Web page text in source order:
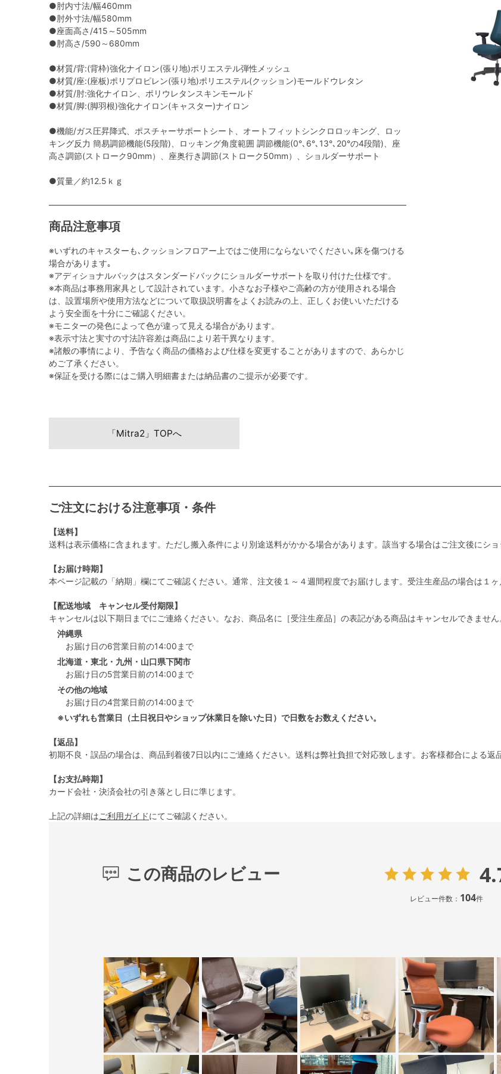
●肘内寸法/幅460mm
●肘外寸法/幅580mm
●座面高さ/415～505mm
●肘高さ/590～680mm
●材質/背:(背枠)強化ナイロン(張り地)ポリエステル弾性メッシュ
●材質/座:(座板)ポリプロピレン(張り地)ポリエステル(クッション)モールドウレタン
●材質/肘:強化ナイロン、ポリウレタンスキンモールド
●材質/脚:(脚羽根)強化ナイロン(キャスター)ナイロン
●機能/ガス圧昇降式、ポスチャーサポートシート、オートフィットシンクロロッキング、ロッ
キング反力 簡易調節機能(5段階)、ロッキング角度範囲 調節機能(0°､6°､13°､20°の4段階)、座
高さ調節(ストローク90mm）、座奥行き調節(ストローク50mm）、ショルダーサポート
●質量／約12.5ｋｇ
商品注意事項
※いずれのキャスターも､クッションフロアー上ではご使用にならないでください｡床を傷つける
場合があります｡
※アディショナルバックはスタンダードバックにショルダーサポートを取り付けた仕様です。
※本商品は事務用家具として設計されています。小さなお子様やご高齢の方が使用される場合
は、設置場所や使用方法などについて取扱説明書をよくお読みの上、正しくお使いいただける
よう安全面を十分にご確認ください。
※モニターの発色によって色が違って見える場合があります。
※表示寸法と実寸の寸法許容差は商品により若干異なります。
※諸般の事情により、予告なく商品の価格および仕様を変更することがありますので、あらかじ
めご了承ください。
※保証を受ける際にはご購入明細書または納品書のご提示が必要です。
「Mitra2」TOPへ
ご注文における注意事項・条件
【送料】
送料は表示価格に含まれます。ただし搬入条件により別途送料がかかる場合があります。該当する場合はご注文後にショ
【お届け時期】
本ページ記載の「納期」欄にてご確認ください。通常、注文後１～４週間程度でお届けします。受注生産品の場合は１ヶ
【配送地域 キャンセル受付期限】
キャンセルは以下期日までにご連絡ください。なお、商品名に［受注生産品］の表記がある商品はキャンセルできません
沖縄県
お届け日の6営業日前の14:00まで
北海道・東北・九州・山口県下関市
お届け日の5営業日前の14:00まで
その他の地域
お届け日の4営業日前の14:00まで
※いずれも営業日（土日祝日やショップ休業日を除いた日）で日数をお数えください。
【返品】
初期不良・誤品の場合は、商品到着後7日以内にご連絡ください。送料は弊社負担で対応致します。お客様都合による返
【お支払時期】
カード会社・決済会社の引き落とし日に準じます。
上記の詳細はご利用ガイドにてご確認ください。
この商品のレビュー
レビュー件数： 104件